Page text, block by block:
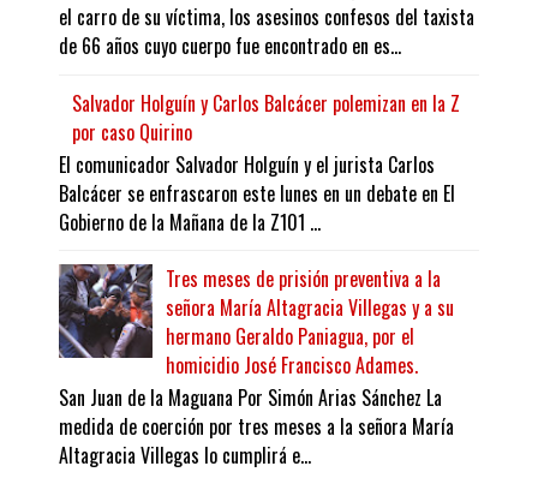
el carro de su víctima, los asesinos confesos del taxista
de 66 años cuyo cuerpo fue encontrado en es...
Salvador Holguín y Carlos Balcácer polemizan en la Z
por caso Quirino
El comunicador Salvador Holguín y el jurista Carlos
Balcácer se enfrascaron este lunes en un debate en El
Gobierno de la Mañana de la Z101 ...
Tres meses de prisión preventiva a la
señora María Altagracia Villegas y a su
hermano Geraldo Paniagua, por el
homicidio José Francisco Adames.
San Juan de la Maguana Por Simón Arias Sánchez La
medida de coerción por tres meses a la señora María
Altagracia Villegas lo cumplirá e...